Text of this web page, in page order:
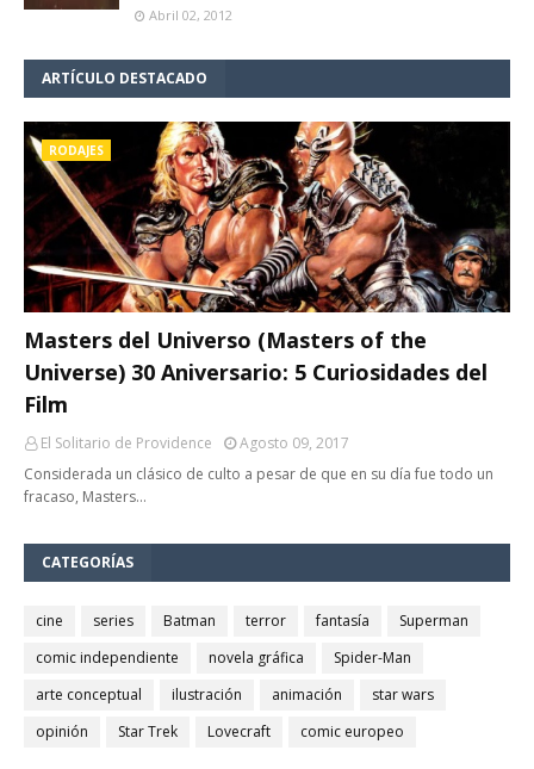
Abril 02, 2012
ARTÍCULO DESTACADO
RODAJES
Masters del Universo (Masters of the
Universe) 30 Aniversario: 5 Curiosidades del
Film
El Solitario de Providence
Agosto 09, 2017
Considerada un clásico de culto a pesar de que en su día fue todo un
fracaso, Masters…
CATEGORÍAS
cine series Batman terror fantasía
Superman
comic independiente
novela gráfica
Spider-Man
arte conceptual
ilustración animación
star wars
opinión
Star Trek Lovecraft comic europeo